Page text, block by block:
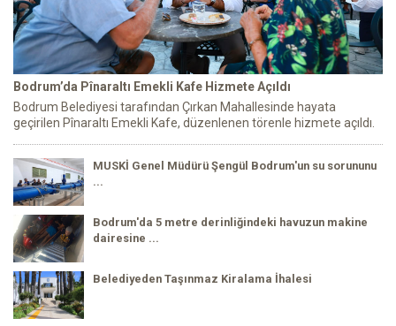
Bodrum’da Pînaraltı Emekli Kafe Hizmete Açıldı
Bodrum Belediyesi tarafından Çırkan Mahallesinde hayata
geçirilen Pînaraltı Emekli Kafe, düzenlenen törenle hizmete açıldı.
MUSKİ Genel Müdürü Şengül Bodrum'un su sorununu
...
Bodrum'da 5 metre derinliğindeki havuzun makine
dairesine ...
Belediyeden Taşınmaz Kiralama İhalesi